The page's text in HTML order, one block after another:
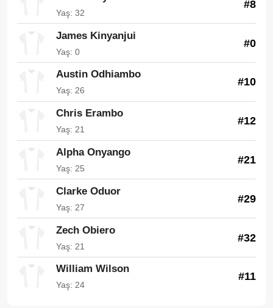
Yaş: 32
#8
James Kinyanjui
Yaş: 0
#0
Austin Odhiambo
Yaş: 26
#10
Chris Erambo
Yaş: 21
#12
Alpha Onyango
Yaş: 25
#21
Clarke Oduor
Yaş: 27
#29
Zech Obiero
Yaş: 21
#32
William Wilson
Yaş: 24
#11